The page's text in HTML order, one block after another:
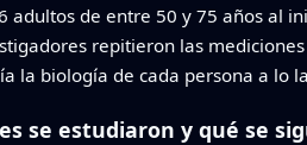
adultos de entre 50 y 75 años al
repitieron las
la biología de cada persona a lo
se estudiaron y qué se